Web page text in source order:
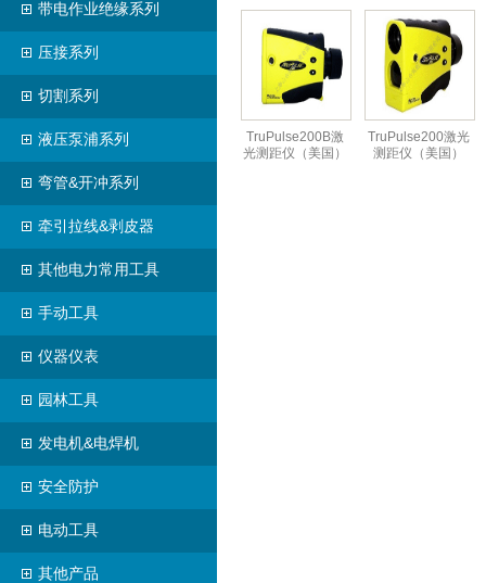
带电作业绝缘系列
压接系列
切割系列
液压泵浦系列
弯管&开冲系列
牵引拉线&剥皮器
其他电力常用工具
手动工具
仪器仪表
园林工具
发电机&电焊机
安全防护
电动工具
其他产品
TruPulse200B激
光测距仪（美国）
TruPulse200激光
测距仪（美国）